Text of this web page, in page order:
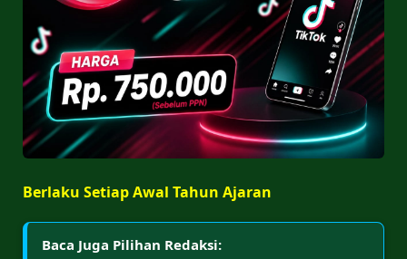
Berlaku Setiap Awal Tahun Ajaran
Baca Juga Pilihan Redaksi: